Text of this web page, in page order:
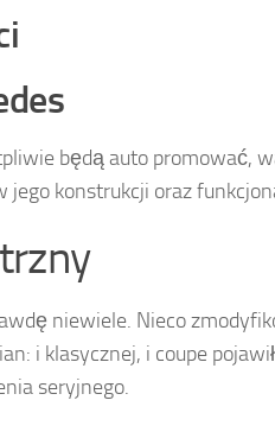
będą auto promować,
konstrukcji oraz
niewiele. Nieco
i klasycznej, i coupe
seryjnego.